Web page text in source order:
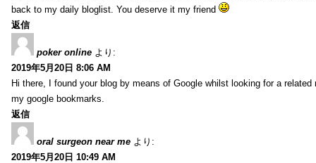
back to my daily bloglist. You deserve it my friend
返信
poker online より:
2019年5月20日 8:06 AM
Hi there, I found your blog by means of Google whilst looking for a
my google bookmarks.
返信
oral surgeon near me より:
2019年5月20日 10:49 AM